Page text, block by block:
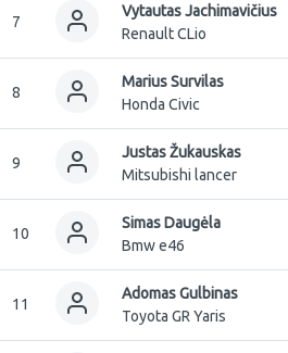
7
Vytautas Jachimavičius
Renault CLio
8
Marius Survilas
Honda Civic
9
Justas Žukauskas
Mitsubishi lancer
10
Simas Daugėla
Bmw e46
11
Adomas Gulbinas
Toyota GR Yaris